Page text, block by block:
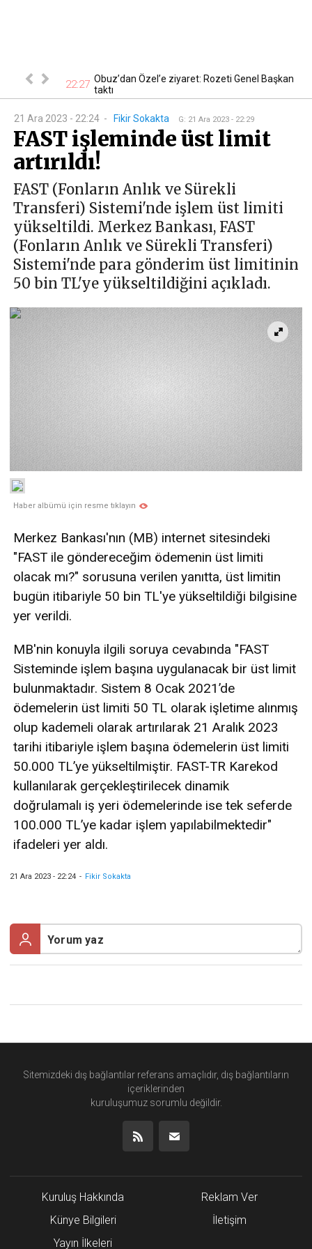
ucuzu 115 22:27 Obuz’dan Özel’e ziyaret: Rozeti Genel Başkan
taktı
21 Ara 2023 - 22:24 - Fikir Sokakta G: 21 Ara 2023 - 22:29
FAST işleminde üst limit
artırıldı!
FAST (Fonların Anlık ve Sürekli
Transferi) Sistemi'nde işlem üst limiti
yükseltildi. Merkez Bankası, FAST
(Fonların Anlık ve Sürekli Transferi)
Sistemi'nde para gönderim üst limitinin
50 bin TL'ye yükseltildiğini açıkladı.
Haber albümü için resme tıklayın
Merkez Bankası'nın (MB) internet sitesindeki
"FAST ile göndereceğim ödemenin üst limiti
olacak mı?" sorusuna verilen yanıtta, üst limitin
bugün itibariyle 50 bin TL'ye yükseltildiği bilgisine
yer verildi.
MB'nin konuyla ilgili soruya cevabında "FAST
Sisteminde işlem başına uygulanacak bir üst limit
bulunmaktadır. Sistem 8 Ocak 2021’de
ödemelerin üst limiti 50 TL olarak işletime alınmış
olup kademeli olarak artırılarak 21 Aralık 2023
tarihi itibariyle işlem başına ödemelerin üst limiti
50.000 TL’ye yükseltilmiştir. FAST-TR Karekod
kullanılarak gerçekleştirilecek dinamik
doğrulamalı iş yeri ödemelerinde ise tek seferde
100.000 TL’ye kadar işlem yapılabilmektedir"
ifadeleri yer aldı.
21 Ara 2023 - 22:24 - Fikir Sokakta
Sitemizdeki dış bağlantılar referans amaçlıdır, dış bağlantıların
içeriklerinden
kuruluşumuz sorumlu değildir.
Kuruluş Hakkında
Künye Bilgileri
Yayın İlkeleri
Reklam Ver
İletişim